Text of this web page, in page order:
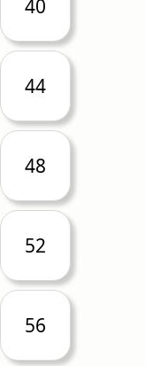
40
44
48
52
56